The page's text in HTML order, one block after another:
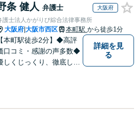
円】【離婚・不倫
問題に特化／実績
多数】財産分与、
慰謝料、養育費等
で金銭的に満足で
きる解決を目指し
ます。
条 健人 弁護士 大阪府
護士法人かがりび綜合法律事務所
大阪府 大阪市西区 本町駅 から徒歩1分
【本町駅徒歩2分】◆高評
口コミ・感謝の声多数◆
しくじっくり、徹底して
詳細を見
る